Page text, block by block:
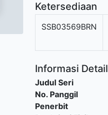
Ketersediaan
SSB03569BRN
Informasi Detail
Judul Seri
No. Panggil
Penerbit